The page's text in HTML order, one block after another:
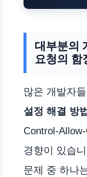
대부분의
요청의 함
많은 개발자들
설정 해결 방법
Control-
경향이 있습
문제 중 하나